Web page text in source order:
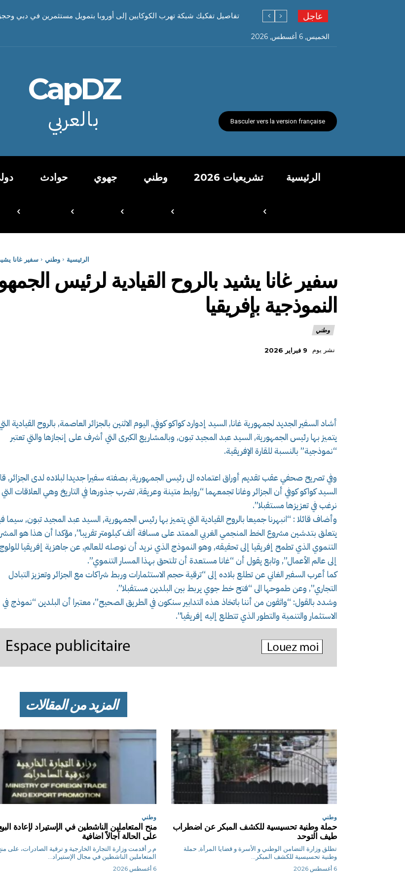
عاجل تفاصيل تفكيك شبكة تهرب الكوكايين إلى أوروبا بتمويل مستثمرين في دبي وحجز 21 طنا كوكايين
الخميس, 6 أغسطس, 2026
Basculer vers la version française
CapDZ
بالعربي
الرئيسية تشريعيات 2026 وطني جهوي حوادث
الرئيسية وطني سفير غانا
سفير غانا يشيد بالروح القيادية لرئيس
النموذجية بإفريقيا
وطني
نشر يوم 9 فبراير 2026
أشاد السفير الجديد لجمهورية غانا, السيد إدوارد كواكو كوفي, اليوم الاثنين بالجزائر العاصمة, بالروح القيادية
يتميز بها رئيس الجمهورية, السيد عبد المجيد تبون, وبالمشاريع الكبرى التي أشرف على إنجازها والتي تعتبر
“نموذجية” بالنسبة للقارة الإفريقية.
وفي تصريح صحفي عقب تقديم أوراق اعتماده الى رئيس الجمهورية, بصفته سفيرا جديدا لبلاده لدى الجزائر,
السيد كواكو كوفي أن الجزائر وغانا تجمعهما “روابط متينة وعريقة, تضرب جذورها في التاريخ وهي العلاقات التي
نرغب في تعزيزها مستقبلا”.
وأضاف قائلا : “انبهرنا جميعا بالروح القيادية التي يتميز بها رئيس الجمهورية, السيد عبد المجيد تبون, سيما
يتعلق بتدشين مشروع الخط المنجمي الغربي الممتد على مسافة ألف كيلومتر تقريبا”, مؤكدا أن هذا هو
التنموي الذي تطمح إفريقيا إلى تحقيقه, وهو النموذج الذي نريد أن نوصله للعالم, عن جاهزية إفريقيا
إلى عالم الأعمال”, وتابع يقول أن “غانا مستعدة أن تلتحق بهذا المسار التنموي”.
كما أعرب السفير الغاني عن تطلع بلاده إلى “ترقية حجم الاستثمارات وربط شراكات مع الجزائر وتعزيز التبادل
التجاري”, وعن طموحها الى “فتح خط جوي يربط بين البلدين مستقبلا”.
وشدد بالقول: “واثقون من أننا باتخاذ هذه التدابير سنكون في الطريق الصحيح”، معتبرا أن البلدين “نموذج في
الاستثمار والتنمية والتطور الذي تتطلع إليه إفريقيا”.
المزيد من المقالات
وطني
حملة وطنية تحسيسية للكشف المبكر عن اضطراب
طيف التوحد
تطلق وزارة التضامن الوطني و الأسرة و قضايا المرأة, حملة
وطنية تحسيسية للكشف المبكر...
6 أغسطس 2026
وطني
منح المتعاملين الناشطين في الإستيراد لإعادة
على الحالة آجالاً اضافية
م.ر أقدمت وزارة التجارة الخارجية و ترقية الصادرات، على
المتعاملين الناشطين في مجال الإستيراد...
6 أغسطس 2026